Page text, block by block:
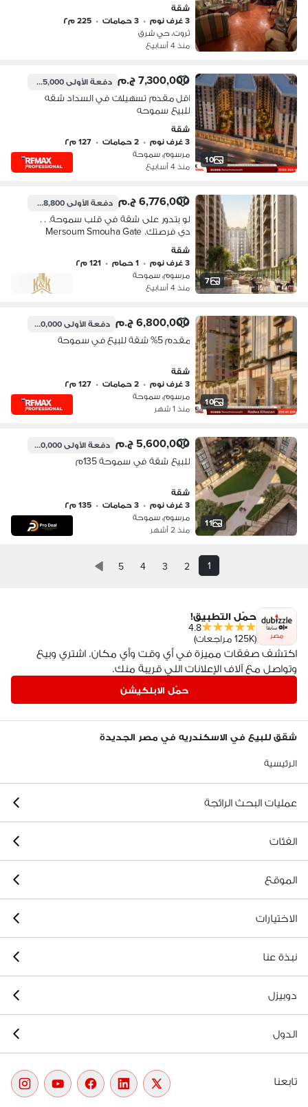
بالكامل علي الشارع دور اول مرتفع
شقة
3 غرف نوم
• 3 حمامات • 225 م٢
ثروت، حي شرق
منذ 4 أسابيع
10
7,300,000 ج.م دفعة الأولى365,000 ج.م
اقل مقدم تسهيلات في السداد شقه
للبيع سموحه
شقة
3 غرف نوم
• 2 حمامات • 127 م٢
مرسوم، سموحة
منذ 4 أسابيع
7
6,776,000 ج.م دفعة الأولى338,800 ج.م
لو بتدور على شقة في قلب سموحة. . .
دي فرصتك. Mersoum Smouha Gate
شقة
3 غرف نوم
• 1 حمام • 121 م٢
مرسوم، سموحة
منذ 4 أسابيع
10
6,800,000 ج.م دفعة الأولى340,000 ج.م
مقدم 5% شقة للبيع في سموحة
شقة
3 غرف نوم
• 2 حمامات • 127 م٢
مرسوم، سموحة
منذ 1 شهر
11
5,600,000 ج.م دفعة الأولى560,000 ج.م
للبيع شقة في سموحة 135م
شقة
3 غرف نوم
• 3 حمامات • 135 م٢
مرسوم، سموحة
منذ 2 أشهر
1
2
3
4
5
مصر
حمّل التطبيق!
4.8
(125K مراجعات)
اكتشف صفقات مميزة في أي وقت وأي مكان. اشتري وبيع
وتواصل مع آلاف الإعلانات اللي قريبة منك.
حمّل الابلكيشن
شقق للبيع في الاسكندريه في مصر الجديدة
الرئيسية
عمليات البحث الرائجة
الفئات
الموقع
الاختيارات
نبذة عنا
دوبيزل
الدول
تابعنا